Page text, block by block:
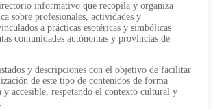
informativo que recopila y organiza
sobre profesionales, actividades y
a prácticas esotéricas y simbólicas
comunidades autónomas y provincias de
y descripciones con el objetivo de facilitar
de este tipo de contenidos de forma
y accesible, respetando el contexto cultural y